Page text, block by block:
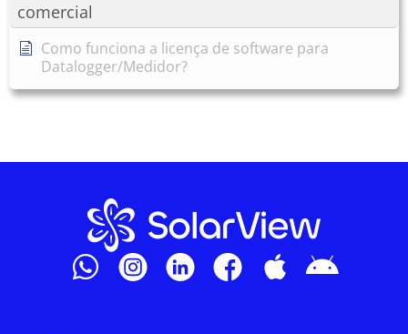
comercial
Como funciona a licença de software para
Datalogger/Medidor?